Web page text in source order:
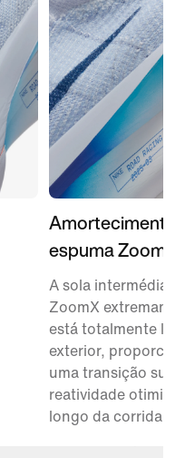
Amortecimento
espuma ZoomX
A sola intermédia
ZoomX
está totalmente
exterior,
uma transição
reatividade
longo da corrida.